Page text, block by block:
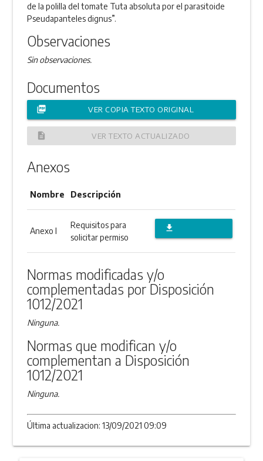
de la polilla del tomate Tuta absoluta por el parasitoide
Pseudapanteles dignus”.
Observaciones
Sin observaciones.
Documentos
picture_as_pdf VER COPIA TEXTO ORIGINAL
description VER TEXTO ACTUALIZADO
Anexos
Nombre Descripción
Anexo I
Requisitos para
solicitar permiso
file_download
Normas modificadas y/o
complementadas por Disposición
1012/2021
Ninguna.
Normas que modifican y/o
complementan a Disposición
1012/2021
Ninguna.
Última actualizacion: 13/09/2021 09:09